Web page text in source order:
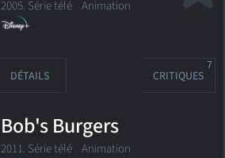
2005. Série télé Animation
DÉTAILS CRITIQUES
7
Bob's Burgers
2011. Série télé Animation